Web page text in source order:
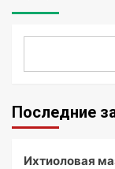
Последние
Ихтиоловая